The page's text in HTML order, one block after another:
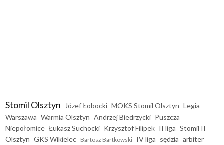
Stomil Olsztyn Józef Łobocki MOKS Stomil Olsztyn Legia
Warszawa Warmia Olsztyn Andrzej Biedrzycki Puszcza
Niepołomice Łukasz Suchocki Krzysztof Filipek II liga Stomil II
Olsztyn GKS Wikielec Bartosz Bartkowski IV liga sędzia arbiter